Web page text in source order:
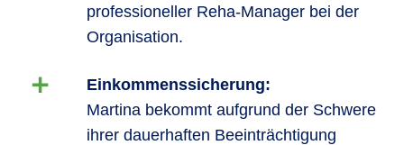
professioneller Reha-Manager bei der
Organisation.
Einkommenssicherung:
Martina bekommt aufgrund der Schwere
ihrer dauerhaften Beeinträchtigung